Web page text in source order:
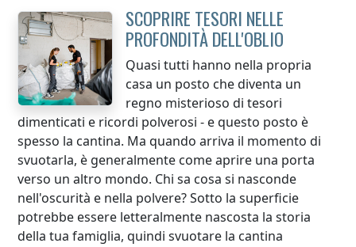
SCOPRIRE TESORI NELLE
PROFONDITÀ DELL'OBLIO
Quasi tutti hanno nella propria
casa un posto che diventa un
regno misterioso di tesori
dimenticati e ricordi polverosi - e questo posto è
spesso la cantina. Ma quando arriva il momento di
svuotarla, è generalmente come aprire una porta
verso un altro mondo. Chi sa cosa si nasconde
nell'oscurità e nella polvere? Sotto la superficie
potrebbe essere letteralmente nascosta la storia
della tua famiglia, quindi svuotare la cantina